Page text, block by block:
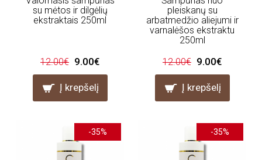
su mėtos ir dilgėlių
ekstraktais 250ml
12.00€ 9.00€
Į krepšelį
pleiskanų su
arbatmedžio aliejumi ir
varnalėšos ekstraktu
250ml
12.00€ 9.00€
Į krepšelį
-35% -35%